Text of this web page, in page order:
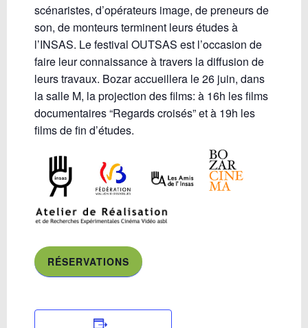
scénaristes, d’opérateurs image, de preneurs de
son, de monteurs terminent leurs études à
l’INSAS. Le festival OUTSAS est l’occasion de
faire leur connaissance à travers la diffusion de
leurs travaux. Bozar accueillera le 26 juin, dans
la salle M, la projection des films: à 16h les films
documentaires “Regards croisés” et à 19h les
films de fin d’études.
RÉSERVATIONS